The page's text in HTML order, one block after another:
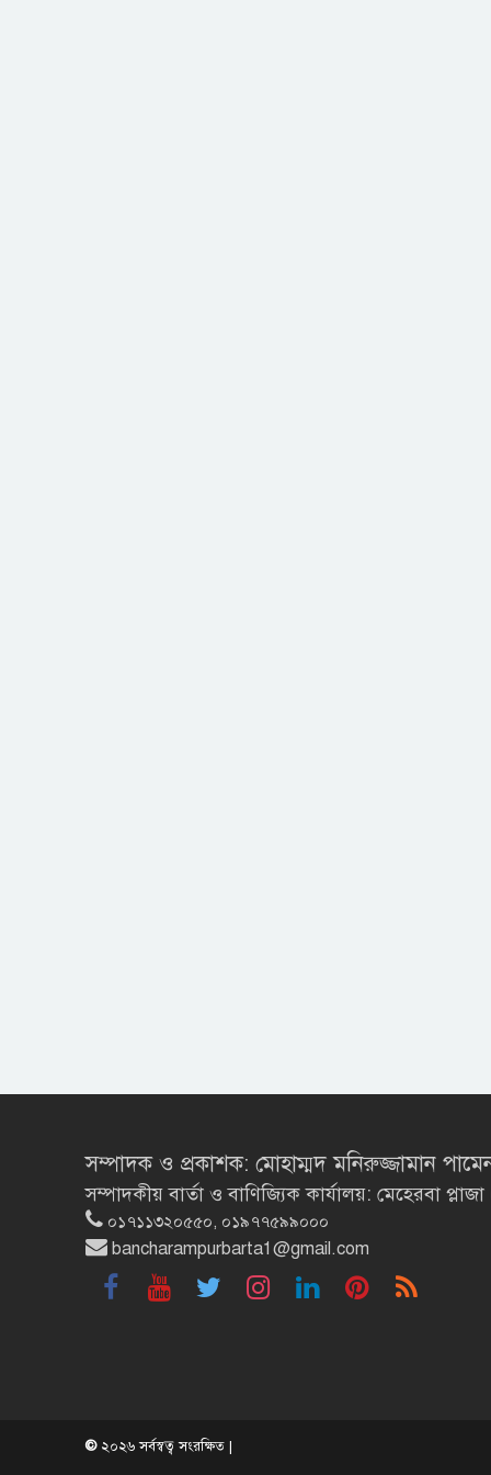
সম্পাদক ও প্রকাশক: মোহাম্মদ মনিরুজ্জামান
সম্পাদকীয় বার্তা ও বাণিজ্যিক কার্যালয়: মেহেরবা
০১৭১১৩২০৫৫০, ০১৯৭৭৫৯৯০০০
bancharampurbarta1@gmail.com
© ২০২৬ সর্বস্বত্ব সংরক্ষিত |